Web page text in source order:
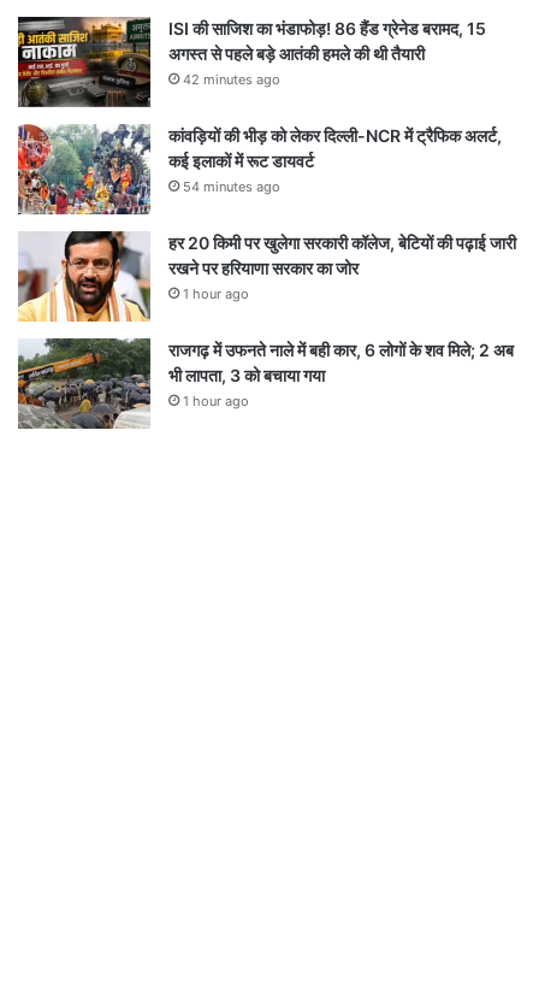
ISI की साजिश का भंडाफोड़! 86 हैंड ग्रेनेड बरामद, 15
अगस्त से पहले बड़े आतंकी हमले की थी तैयारी
42 minutes ago
कांवड़ियों की भीड़ को लेकर दिल्ली-NCR में ट्रैफिक अलर्ट,
कई इलाकों में रूट डायवर्ट
54 minutes ago
हर 20 किमी पर खुलेगा सरकारी कॉलेज, बेटियों की पढ़ाई जारी
रखने पर हरियाणा सरकार का जोर
1 hour ago
राजगढ़ में उफनते नाले में बही कार, 6 लोगों के शव मिले; 2 अब
भी लापता, 3 को बचाया गया
1 hour ago